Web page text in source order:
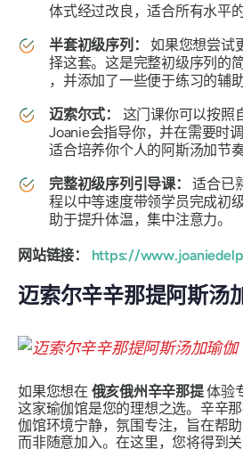
体式经过改良，适合所有水平
半套初级序列：
如果您想尝试
择这套。这是完整初级序列的
，并添加了一些便于练习的辅助
迈索尔式：
这门课你可以按照
Joanie会指导你，并在需要时
适合培养你个人的阿斯汤加节奏
完整初级序列引导课：
适合已
程以中等速度带领学员完成初
助于提升体温，集中注意力。
网站链接： https://
迈索尔辛辛那提阿斯汤
如果您想在 俄亥俄州辛辛那提体验
这家瑜伽馆是您的理想之选。辛辛
伽馆环境宁静，氛围专注，旨在帮助
而非随意加入。在这里，您将得到